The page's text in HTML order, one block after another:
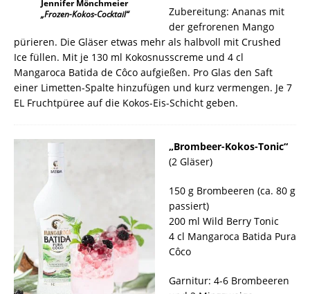
Jennifer Mönchmeier
„Frozen-Kokos-Cocktail“
Zubereitung: Ananas mit
der gefrorenen Mango
pürieren. Die Gläser etwas mehr als halbvoll mit Crushed
Ice füllen. Mit je 130 ml Kokosnusscreme und 4 cl
Mangaroca Batida de Côco aufgießen. Pro Glas den Saft
einer Limetten-Spalte hinzufügen und kurz vermengen. Je 7
EL Fruchtpüree auf die Kokos-Eis-Schicht geben.
„Brombeer-Kokos-Tonic“
(2 Gläser)
150 g Brombeeren (ca. 80 g
passiert)
200 ml Wild Berry Tonic
4 cl Mangaroca Batida Pura
Côco
Garnitur: 4-6 Brombeeren